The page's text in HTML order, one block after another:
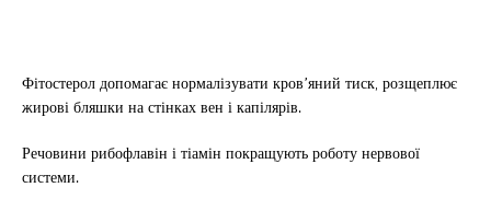
Фітостерол допомагає нормалізувати кров’яний тиск, розщеплює
жирові бляшки на стінках вен і капілярів.
Речовини рибофлавін і тіамін покращують роботу нервової
системи.